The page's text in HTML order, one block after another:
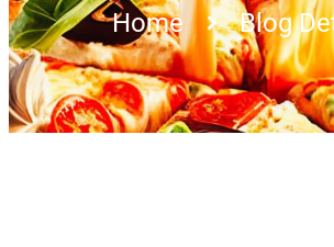
Home Blog